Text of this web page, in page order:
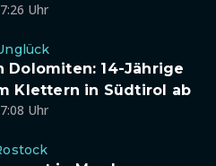
Uhr
Dolomiten: 14-Jährige
Klettern in Südtirol ab
Uhr